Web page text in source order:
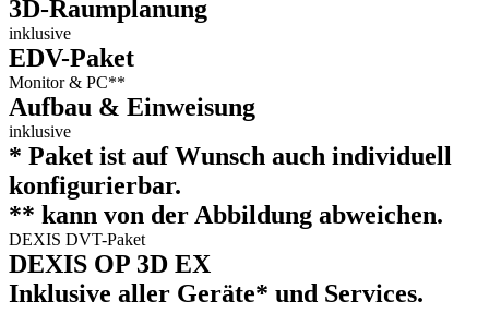
3D-Raumplanung
inklusive
EDV-Paket
Monitor & PC**
Aufbau & Einweisung
inklusive
* Paket ist auf Wunsch auch individuell
konfigurierbar.
** kann von der Abbildung abweichen.
DEXIS DVT-Paket
DEXIS OP 3D EX
Inklusive aller Geräte* und Services.